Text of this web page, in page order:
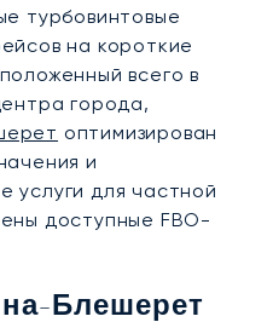
турбовинтовые
на короткие
всего в
города,
оптимизирован
и
услуги для частной
доступные FBO-
Блешерет